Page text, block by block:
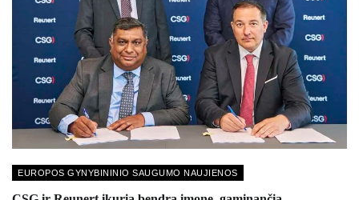
EUROPOS GYNYBININIO SAUGUMO NAUJIENOS